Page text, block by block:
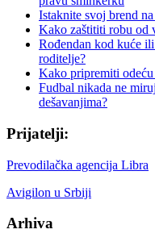
Istaknite svoj brend
Kako zaštititi robu od
Rođendan kod kuće
roditelje?
Kako pripremiti
Fudbal nikada ne
dešavanjima?
Prijatelji:
Prevodilačka agencija Libra
Avigilon u Srbiji
Arhiva